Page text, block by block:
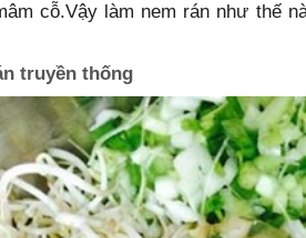
cỗ.Vậy làm nem rán như thế
truyền thống